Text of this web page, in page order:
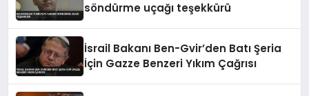
söndürme uçağı teşekkürü
İsrail Bakanı Ben-Gvir’den Batı Şeria
İçin Gazze Benzeri Yıkım Çağrısı